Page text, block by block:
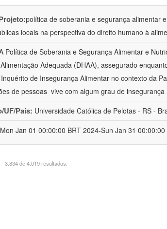
política de soberania e segurança alimentar
locais na perspectiva do direito humano à
Política de Soberania e Segurança Alimentar e
Adequada (DHAA), assegurado
de Insegurança Alimentar no contexto da
de pessoas  vive com algum grau de insegurança
UF/País: Universidade Católica de Pelotas - RS -
Mon Jan 01 00:00:00 BRT 2024-Sun Jan 31
3.834 de 4.019 resultados.